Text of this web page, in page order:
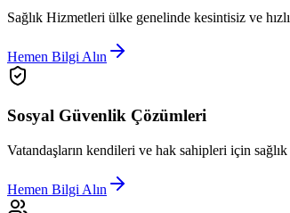
Sağlık Hizmetleri ülke genelinde kesintisiz ve
Hemen Bilgi Alın
Sosyal Güvenlik Çözümleri
Vatandaşların kendileri ve hak sahipleri için
Hemen Bilgi Alın